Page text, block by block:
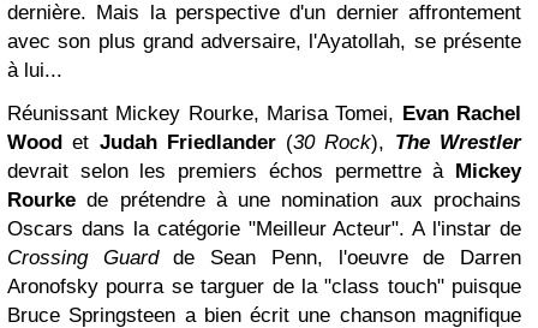
dernière. Mais la perspective d'un dernier affrontement
avec son plus grand adversaire, l'Ayatollah, se présente
à lui...
Réunissant Mickey Rourke, Marisa Tomei, Evan Rachel
Wood et Judah Friedlander(30 Rock), The Wrestler
devrait selon les premiers échos permettre à Mickey
Rourke de prétendre à une nomination aux prochains
Oscars dans la catégorie "Meilleur Acteur". A l'instar de
Crossing Guardde Sean Penn, l'oeuvre de Darren
Aronofsky pourra se targuer de la "class touch" puisque
Bruce Springsteen a bien écrit une chanson magnifique